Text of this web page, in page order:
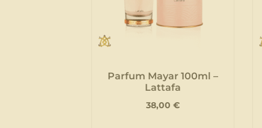
Parfum Mayar 100ml –
Lattafa
38,00 €